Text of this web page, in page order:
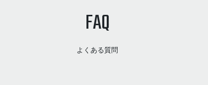
FAQ
よくある質問